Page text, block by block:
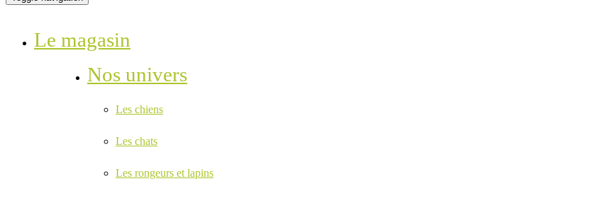
Le magasin
Nos univers
Les chiens
Les chats
Les rongeurs et lapins